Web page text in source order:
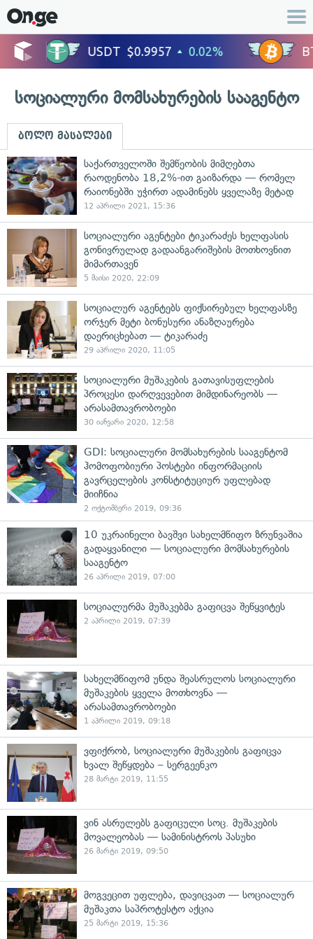
სოციალური მომსახურების სააგენტო
ბოლო მასალები
საქართველოში შემწეობის მიმღებთა
რაოდენობა 18,2%-ით გაიზარდა — რომელ
რაიონებში უჭირთ ადამინებს ყველაზე მეტად
12 აპრილი 2021, 15:36
სოციალური აგენტები ტიკარაძეს ხელფასის
გონივრულად გადაანგარიშების მოთხოვნით
მიმართავენ
5 მაისი 2020, 22:09
სოციალურ აგენტებს ფიქსირებულ ხელფასზე
ორჯერ მეტი ბონუსური ანაზღაურება
დაერიცხებათ — ტიკარაძე
29 აპრილი 2020, 11:05
სოციალური მუშაკების გათავისუფლების
პროცესი დარღვევებით მიმდინარეობს —
არასამთავრობოები
30 იანვარი 2020, 12:58
GDI: სოციალური მომსახურების სააგენტომ
ჰომოფობიური პოსტები ინფორმაციის
გავრცელების კონსტიტუციურ უფლებად
მიიჩნია
2 ოქტომბერი 2019, 09:36
10 უკრაინელი ბავშვი სახელმწიფო ზრუნვაშია
გადაყვანილი — სოციალური მომსახურების
სააგენტო
26 აპრილი 2019, 07:00
სოციალურმა მუშაკებმა გაფიცვა შეწყვიტეს
2 აპრილი 2019, 07:39
სახელმწიფომ უნდა შეასრულოს სოციალური
მუშაკების ყველა მოთხოვნა —
არასამთავრობოები
1 აპრილი 2019, 09:18
ვფიქრობ, სოციალური მუშაკების გაფიცვა
ხვალ შეწყდება – სერგეენკო
28 მარტი 2019, 11:55
ვინ ასრულებს გაფიცული სოც. მუშაკების
მოვალეობას — სამინისტროს პასუხი
26 მარტი 2019, 09:50
მოგვეცით უფლება, დავიცვათ — სოციალურ
მუშაკთა საპროტესტო აქცია
25 მარტი 2019, 15:36